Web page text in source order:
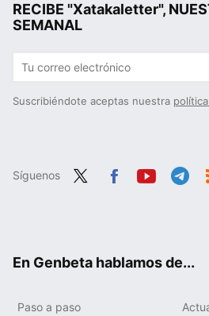
RECIBE "Xatakaletter",
SEMANAL
Suscribiéndote aceptas nuestra
Síguenos
En Genbeta hablamos de...
Paso a paso